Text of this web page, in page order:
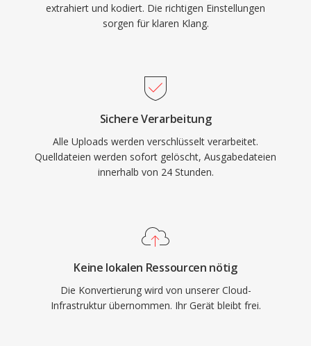
extrahiert und kodiert. Die richtigen Einstellungen
sorgen für klaren Klang.
Sichere Verarbeitung
Alle Uploads werden verschlüsselt verarbeitet.
Quelldateien werden sofort gelöscht, Ausgabedateien
innerhalb von 24 Stunden.
Keine lokalen Ressourcen nötig
Die Konvertierung wird von unserer Cloud-
Infrastruktur übernommen. Ihr Gerät bleibt frei.